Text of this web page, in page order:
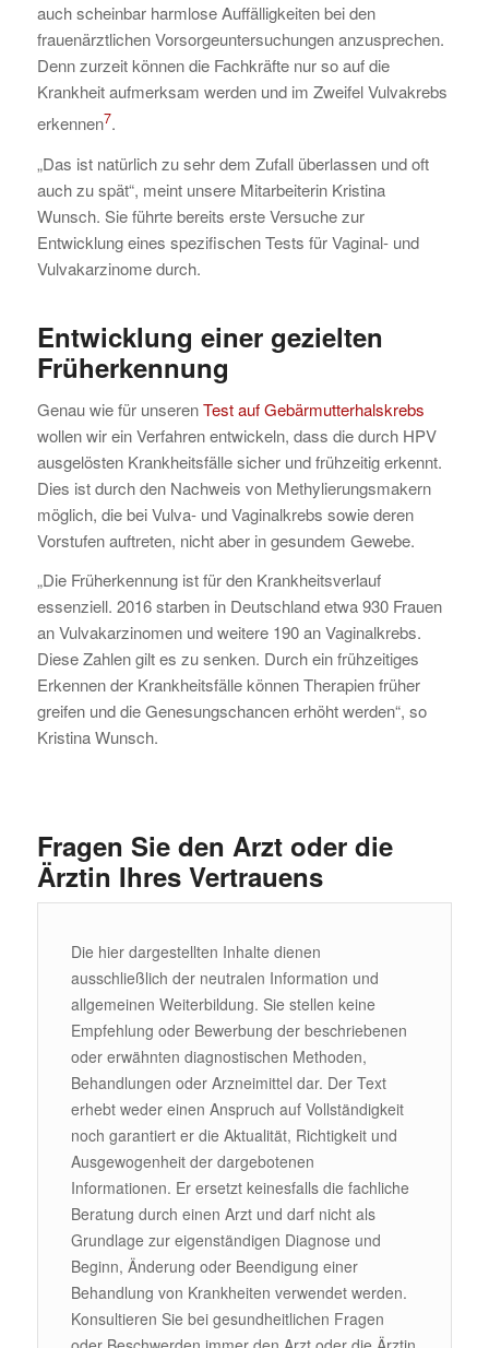
auch scheinbar harmlose Auffälligkeiten bei den
frauenärztlichen Vorsorgeuntersuchungen anzusprechen.
Denn zurzeit können die Fachkräfte nur so auf die
Krankheit aufmerksam werden und im Zweifel Vulvakrebs
erkennen7.
„Das ist natürlich zu sehr dem Zufall überlassen und oft
auch zu spät“, meint unsere Mitarbeiterin Kristina
Wunsch. Sie führte bereits erste Versuche zur
Entwicklung eines spezifischen Tests für Vaginal- und
Vulvakarzinome durch.
Entwicklung einer gezielten
Früherkennung
Genau wie für unserenTest auf Gebärmutterhalskrebs
wollen wir ein Verfahren entwickeln, dass die durch HPV
ausgelösten Krankheitsfälle sicher und frühzeitig erkennt.
Dies ist durch den Nachweis von Methylierungsmakern
möglich, die bei Vulva- und Vaginalkrebs sowie deren
Vorstufen auftreten, nicht aber in gesundem Gewebe.
„Die Früherkennung ist für den Krankheitsverlauf
essenziell. 2016 starben in Deutschland etwa 930 Frauen
an Vulvakarzinomen und weitere 190 an Vaginalkrebs.
Diese Zahlen gilt es zu senken. Durch ein frühzeitiges
Erkennen der Krankheitsfälle können Therapien früher
greifen und die Genesungschancen erhöht werden“, so
Kristina Wunsch.
Fragen Sie den Arzt oder die
Ärztin Ihres Vertrauens
Die hier dargestellten Inhalte dienen
ausschließlich der neutralen Information und
allgemeinen Weiterbildung. Sie stellen keine
Empfehlung oder Bewerbung der beschriebenen
oder erwähnten diagnostischen Methoden,
Behandlungen oder Arzneimittel dar. Der Text
erhebt weder einen Anspruch auf Vollständigkeit
noch garantiert er die Aktualität, Richtigkeit und
Ausgewogenheit der dargebotenen
Informationen. Er ersetzt keinesfalls die fachliche
Beratung durch einen Arzt und darf nicht als
Grundlage zur eigenständigen Diagnose und
Beginn, Änderung oder Beendigung einer
Behandlung von Krankheiten verwendet werden.
Konsultieren Sie bei gesundheitlichen Fragen